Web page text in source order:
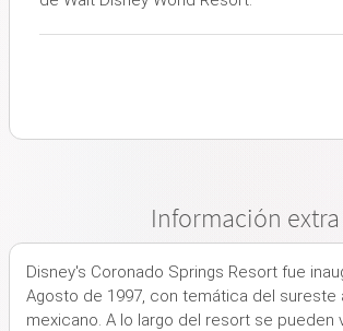
Información extra
Disney's Coronado Springs Resort fue
Agosto de 1997, con temática del sureste
mexicano. A lo largo del resort se pueden